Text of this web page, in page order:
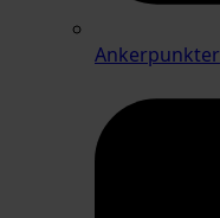
Ankerpunkter